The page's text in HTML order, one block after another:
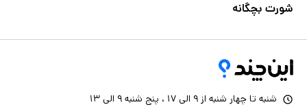
شورت بچگانه
شنبه تا چهار شنبه از ۹ الی ۱۷ ، پنج شنبه ۹ الی ۱۳